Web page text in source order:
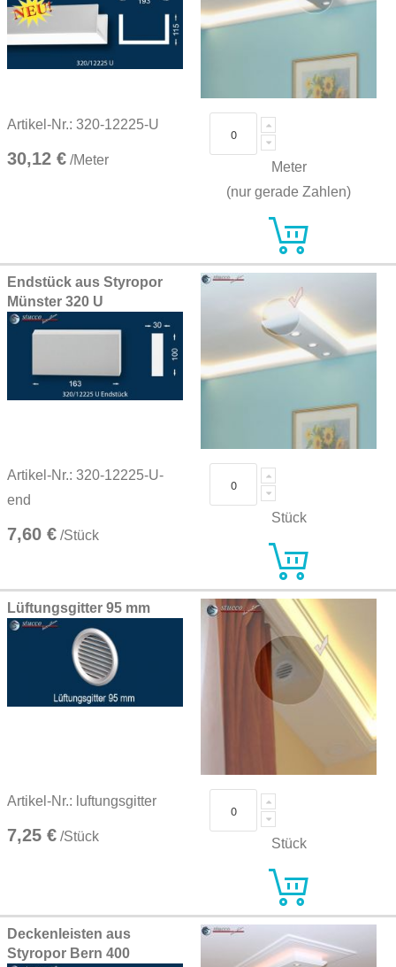
Artikel-Nr.: 320-12225-U
30,12 € /Meter
Meter
(nur gerade Zahlen)
Endstück aus Styropor
Münster 320 U
Artikel-Nr.: 320-12225-U-
end
7,60 € /Stück
Stück
Lüftungsgitter 95 mm
Artikel-Nr.: luftungsgitter
7,25 € /Stück Stück
Deckenleisten aus
Styropor Bern 400